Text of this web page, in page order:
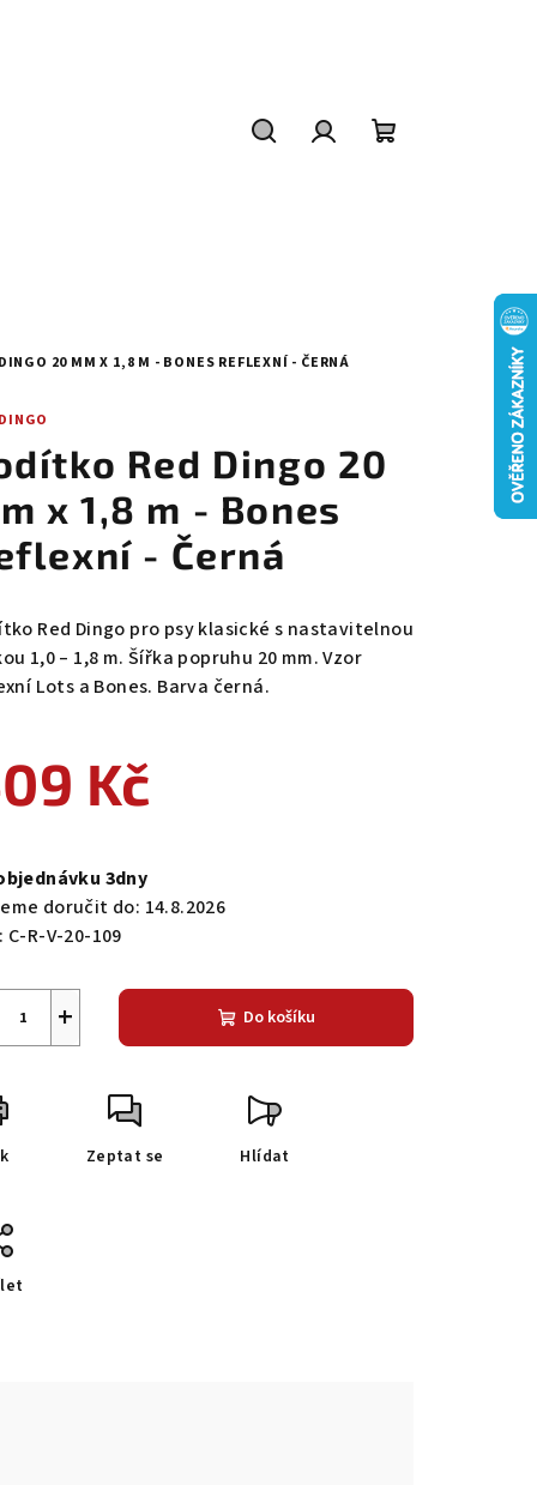
20 MM X 1,8 M - BONES REFLEXNÍ - ČERNÁ
Red Dingo 20
x 1,8 m - Bones
- Černá
Red Dingo pro psy klasické s nastavitelnou
1,0 – 1,8 m. Šířka popruhu 20 mm. Vzor
Lots a Bones. Barva černá.
Kč
3dny
doručit do: 14.8.2026
C-R-V-20-109
+ Do košíku
Zeptat se Hlídat